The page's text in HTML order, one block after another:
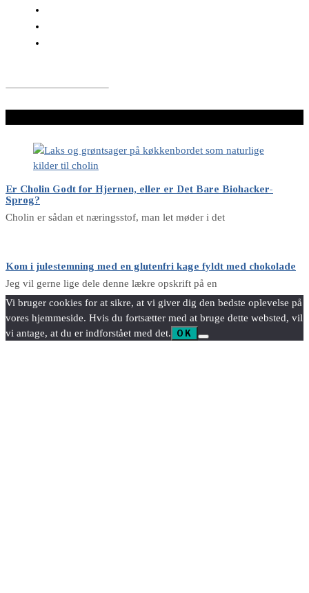
Er Cholin Godt for Hjernen, eller er Det Bare Biohacker-
Sprog?
Cholin er sådan et næringsstof, man let møder i det
Kom i julestemning med en glutenfri kage fyldt med chokolade
Jeg vil gerne lige dele denne lækre opskrift på en
Vi bruger cookies for at sikre, at vi giver dig den bedste oplevelse på
vores hjemmeside. Hvis du fortsætter med at bruge dette websted, vil
vi antage, at du er indforstået med det.
OK